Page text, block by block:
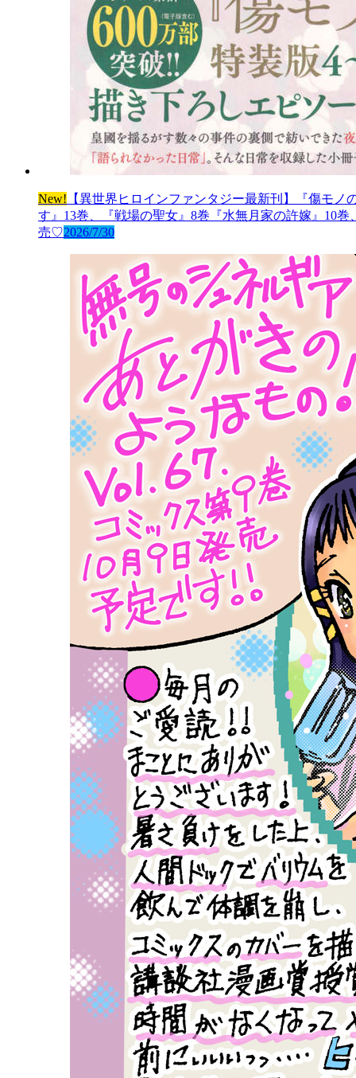
New! 【異世界ヒロインファンタジー最新刊】『傷モ
す』13巻、『戦場の聖女』8巻『水無月家の許嫁』10
売♡2026/7/30